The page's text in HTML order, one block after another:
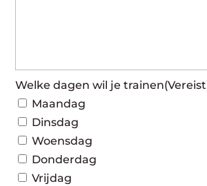
Welke dagen wil je trainen
Maandag
Dinsdag
Woensdag
Donderdag
Vrijdag